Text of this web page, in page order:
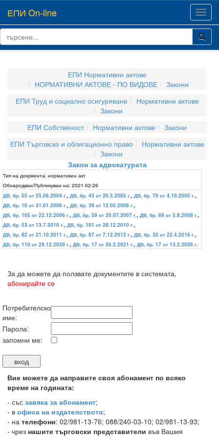
ЕПИ On-line
ЕПИ Нормативни актове
НОРМАТИВНИ АКТОВЕ - ПО ВИДОВЕ
Закони
ЕПИ Труд и социално осигуряване
Нормативни актове
Закони
ЕПИ Собственост
Нормативни актове
Закони
ЕПИ Търговско и облигационно право
Нормативни актове
Закони
Закон за адвокатурата
Тип на документа: нормативен акт
Обнародван/Публикуван на: 2021-02-26
ДВ, бр. 55 от 25.06.2004 г., ДВ, бр. 43 от 20.5.2005 г., ДВ, бр. 79 от 4.10.2005 г.,
ДВ, бр. 10 от 31.01.2006 г., ДВ, бр. 39 от 12.05.2006 г.,
ДВ, бр. 105 от 22.12.2006 г., ДВ, бр. 59 от 20.07.2007 г., ДВ, бр. 69 от 5.8.2008 г.,
ДВ, бр. 53 от 13.7.2010 г., ДВ, бр. 101 от 28.12.2010 г.,
ДВ, бр. 82 от 21.10.2011 г., ДВ, бр. 97 от 7.12.2012 г., ДВ, бр. 32 от 22.4.2016 г.,
ДВ, бр. 110 от 29.12.2020 г., ДВ, бр. 17 от 26.2.2021 г., ДВ, бр. 17 от 13.2.2026 г.
За да можете да ползвате документите в системата,
абонирайте се
Потребителско
име:
Парола:
запомни ме:
Вие можете да направите своя абонамент по всяко
време на годината:
- със завяка за абонамент;
- в офиса на издателството;
- на телефони: 02/981-13-76; 088/240-03-10; 02/981-13-93;
- чрез нашите търговски представители във Вашия